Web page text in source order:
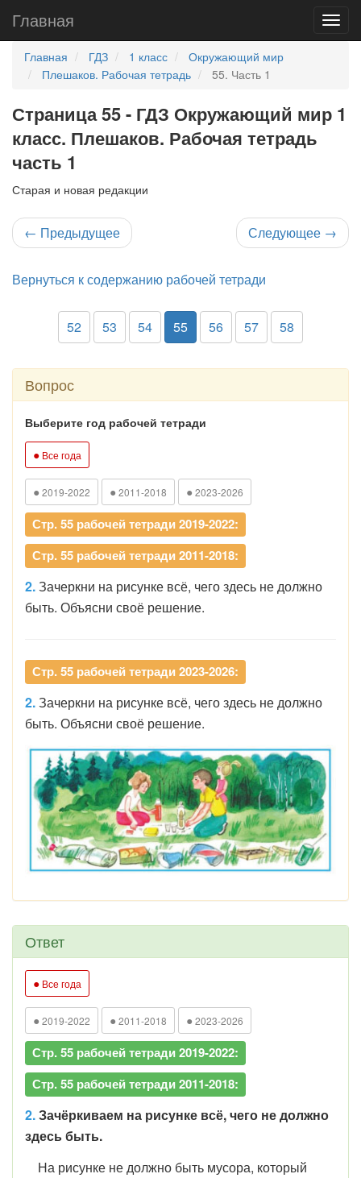
Главная
Главная ГДЗ 1 класс
Окружающий мир
Плешаков. Рабочая тетрадь
55. Часть 1
Страница 55 - ГДЗ Окружающий мир 1
класс. Плешаков. Рабочая тетрадь
часть 1
Старая и новая редакции
← Предыдущее Следующее →
Вернуться к содержанию рабочей тетради
52 53 54 55 56 57 58
Вопрос
Выберите год рабочей тетради
● Все года
● 2019-2022 ● 2011-2018 ● 2023-2026
Стр. 55 рабочей тетради 2019-2022:
Стр. 55 рабочей тетради 2011-2018:
2.Зачеркни на рисунке всё, чего здесь не должно
быть. Объясни своё решение.
Стр. 55 рабочей тетради 2023-2026:
2.Зачеркни на рисунке всё, чего здесь не должно
быть. Объясни своё решение.
Ответ
● Все года
● 2019-2022 ● 2011-2018 ● 2023-2026
Стр. 55 рабочей тетради 2019-2022:
Стр. 55 рабочей тетради 2011-2018:
2.Зачёркиваем на рисунке всё, чего не должно
здесь быть.
На рисунке не должно быть мусора, который